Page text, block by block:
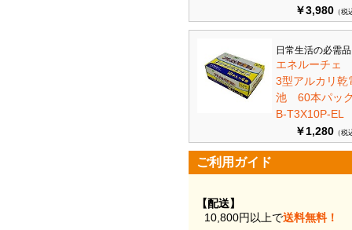
￥3,980 （税
日常生活の必需
エネルーチェ
3型アルカリ乾
池 60本パ
B-T3X10P-EL
￥1,280 （税
ご利用ガイド
【配送】
10,800円以上で送料無料！